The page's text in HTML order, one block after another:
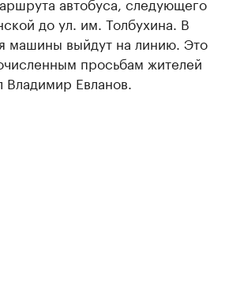
до ул. им. Толбухина. В
машины выйдут на линию. Это
просьбам жителей
Евланов.